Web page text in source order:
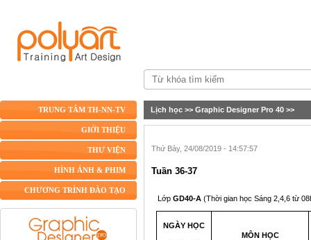
TRUNG TÂM TH-NN-TV
GIỚI THIỆU
THƯ VIỆN
HÌNH ẢNH & PHIM
CHƯƠNG TRÌNH ĐÀO TẠO
Lịch học >> Graphic Designer Pro 40 >>
Thứ Bảy, 24/08/2019 - 14:57:57
Tuần 36-37
Lớp GD40-A (Thời gian học Sáng 2,4,6 từ
NGÀY HỌC
MÔN HỌC